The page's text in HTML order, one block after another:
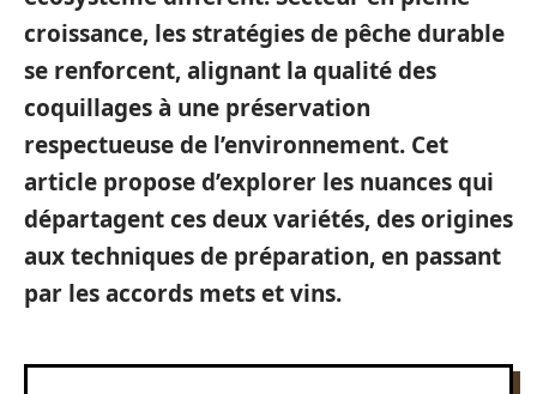
croissance, les stratégies de pêche durable
se renforcent, alignant la qualité des
coquillages à une préservation
respectueuse de l’environnement. Cet
article propose d’explorer les nuances qui
départagent ces deux variétés, des origines
aux techniques de préparation, en passant
par les accords mets et vins.